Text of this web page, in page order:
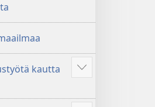
kautta
Näytä